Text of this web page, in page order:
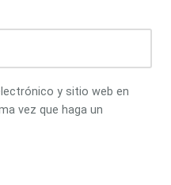
y sitio web en
vez que haga un